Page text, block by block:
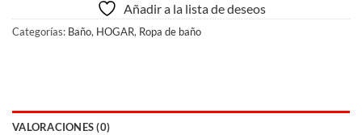
Añadir a la lista de deseos
Categorías: Baño, HOGAR, Ropa de baño
VALORACIONES (0)